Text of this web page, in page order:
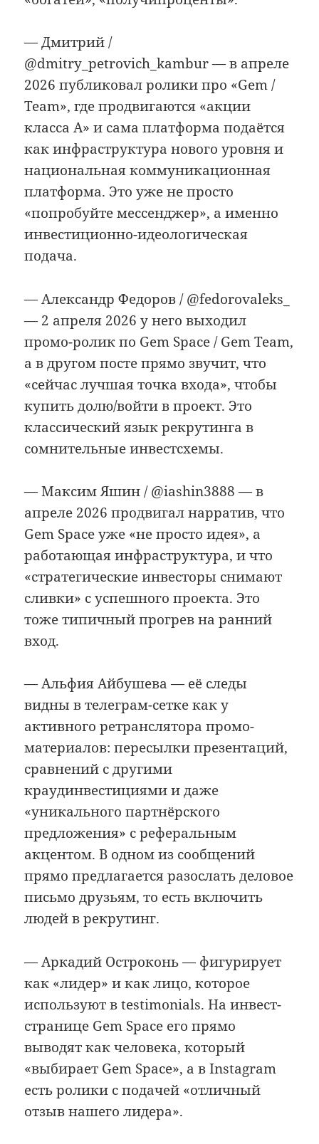
— Дмитрий /
@dmitry_petrovich_kambur — в апреле
2026 публиковал ролики про «Gem /
Team», где продвигаются «акции
класса A» и сама платформа подаётся
как инфраструктура нового уровня и
национальная коммуникационная
платформа. Это уже не просто
«попробуйте мессенджер», а именно
инвестиционно-идеологическая
подача.
— Александр Федоров / @fedorovaleks_
— 2 апреля 2026 у него выходил
промо-ролик по Gem Space / Gem Team,
а в другом посте прямо звучит, что
«сейчас лучшая точка входа», чтобы
купить долю/войти в проект. Это
классический язык рекрутинга в
сомнительные инвестсхемы.
— Максим Яшин / @iashin3888 — в
апреле 2026 продвигал нарратив, что
Gem Space уже «не просто идея», а
работающая инфраструктура, и что
«стратегические инвесторы снимают
сливки» с успешного проекта. Это
тоже типичный прогрев на ранний
вход.
— Альфия Айбушева — её следы
видны в телеграм-сетке как у
активного ретранслятора промо-
материалов: пересылки презентаций,
сравнений с другими
краудинвестициями и даже
«уникального партнёрского
предложения» с реферальным
акцентом. В одном из сообщений
прямо предлагается разослать деловое
письмо друзьям, то есть включить
людей в рекрутинг.
— Аркадий Остроконь — фигурирует
как «лидер» и как лицо, которое
используют в testimonials. На инвест-
странице Gem Space его прямо
выводят как человека, который
«выбирает Gem Space», а в Instagram
есть ролики с подачей «отличный
отзыв нашего лидера».